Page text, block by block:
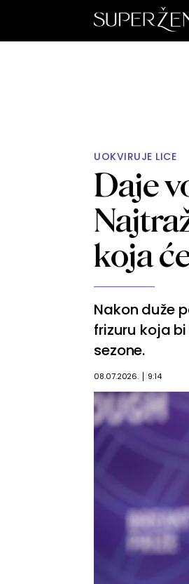
UOKVIRUJE LICE
Daje
koja
Nakon duže
frizuru koja
sezone.
08.07.2026. 9:14